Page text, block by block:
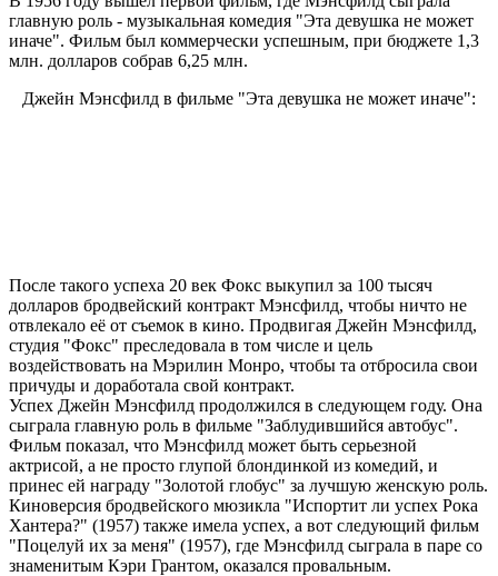
главную роль - музыкальная комедия "Эта девушка не может
иначе". Фильм был коммерчески успешным, при бюджете 1,3
млн. долларов собрав 6,25 млн.
Джейн Мэнсфилд в фильме "Эта девушка не может иначе":
После такого успеха 20 век Фокс выкупил за 100 тысяч
долларов бродвейский контракт Мэнсфилд, чтобы ничто не
отвлекало её от съемок в кино. Продвигая Джейн Мэнсфилд,
студия "Фокс" преследовала в том числе и цель
воздействовать на Мэрилин Монро, чтобы та отбросила свои
причуды и доработала свой контракт.
Успех Джейн Мэнсфилд продолжился в следующем году. Она
сыграла главную роль в фильме "Заблудившийся автобус".
Фильм показал, что Мэнсфилд может быть серьезной
актрисой, а не просто глупой блондинкой из комедий, и
принес ей награду "Золотой глобус" за лучшую женскую роль.
Киноверсия бродвейского мюзикла "Испортит ли успех Рока
Хантера?" (1957) также имела успех, а вот следующий фильм
"Поцелуй их за меня" (1957), где Мэнсфилд сыграла в паре со
знаменитым Кэри Грантом, оказался провальным.